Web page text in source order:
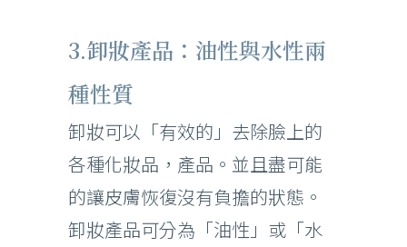
3.卸妝產品：油性與水性兩
種性質
卸妝可以「有效的」去除臉上的
各種化妝品，產品。並且盡可能
的讓皮膚恢復沒有負擔的狀態。
卸妝產品可分為「油性」或「水